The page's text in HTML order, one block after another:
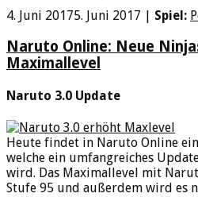
4. Juni 20175. Juni 2017 Spiel:
Naruto Online: Neue
Maximallevel
Naruto 3.0 Update
Heute findet in Naruto Online
welche ein umfangreiches
wird. Das Maximallevel mit
Stufe 95 und außerdem wird es